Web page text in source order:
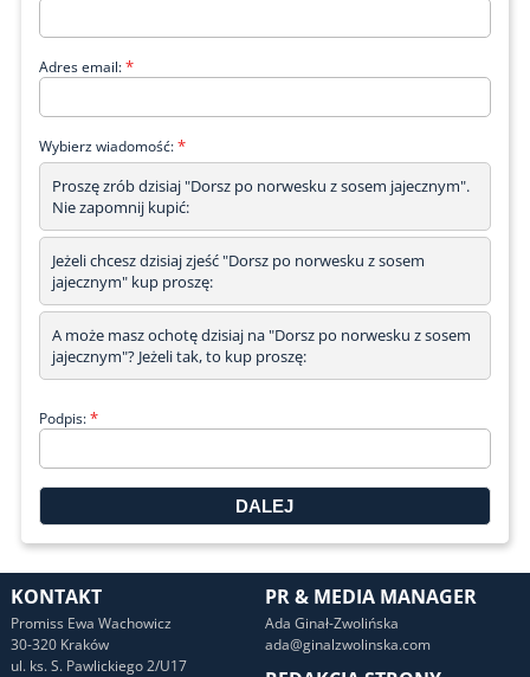
Adres email:*
Wybierz wiadomość:*
Proszę zrób dzisiaj "Dorsz po norwesku z sosem jajecznym".
Nie zapomnij kupić:
Jeżeli chcesz dzisiaj zjeść "Dorsz po norwesku z sosem
jajecznym" kup proszę:
A może masz ochotę dzisiaj na "Dorsz po norwesku z sosem
jajecznym"? Jeżeli tak, to kup proszę:
Podpis:*
KONTAKT
Promiss Ewa Wachowicz
30-320 Kraków
ul. ks. S. Pawlickiego 2/U17
PR & MEDIA MANAGER
Ada Ginał-Zwolińska
ada@ginalzwolinska.com